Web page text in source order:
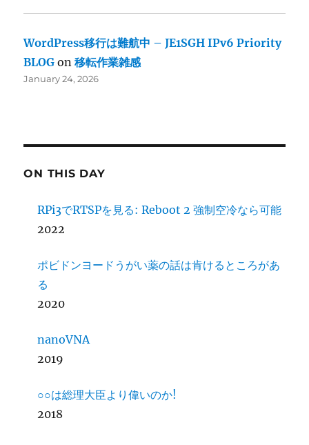
WordPress移行は難航中 – JE1SGH IPv6 Priority
BLOG on移転作業雑感
January 24, 2026
ON THIS DAY
RPi3でRTSPを見る: Reboot 2 強制空冷なら可能
2022
ポビドンヨードうがい薬の話は肯けるところがあ
る
2020
nanoVNA
2019
○○は総理大臣より偉いのか!
2018